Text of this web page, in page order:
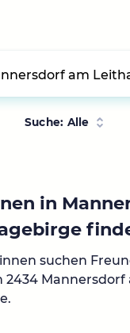
Suche: Alle
in
suchen
2434 Mannersdorf